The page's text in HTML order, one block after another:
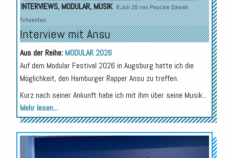
INTERVIEWS, MODULAR, MUSIK 8.Juli 26 von Pascale Dawah
Tchuenteu
Interview mit Ansu
Aus der Reihe: MODULAR 2026
Auf dem Modular Festival 2026 in Augsburg hatte ich die
Möglichkeit, den Hamburger Rapper Ansu zu treffen.
Kurz nach seiner Ankunft habe ich mit ihm über seine Musik...
Mehr lesen...
Audio-
Player